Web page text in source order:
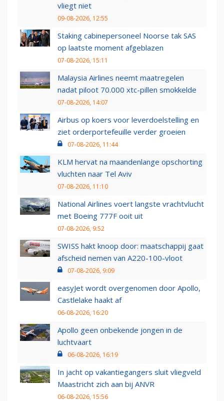
vliegt niet
09-08-2026, 12:55
Staking cabinepersoneel Noorse tak SAS
op laatste moment afgeblazen
07-08-2026, 15:11
Malaysia Airlines neemt maatregelen
nadat piloot 70.000 xtc-pillen smokkelde
07-08-2026, 14:07
Airbus op koers voor leverdoelstelling en
ziet orderportefeuille verder groeien
07-08-2026, 11:44
KLM hervat na maandenlange opschorting
vluchten naar Tel Aviv
07-08-2026, 11:10
National Airlines voert langste vrachtvlucht
met Boeing 777F ooit uit
07-08-2026, 9:52
SWISS hakt knoop door: maatschappij gaat
afscheid nemen van A220-100-vloot
07-08-2026, 9:09
easyJet wordt overgenomen door Apollo,
Castlelake haakt af
06-08-2026, 16:20
Apollo geen onbekende jongen in de
luchtvaart
06-08-2026, 16:19
In jacht op vakantiegangers sluit vliegveld
Maastricht zich aan bij ANVR
06-08-2026, 15:56